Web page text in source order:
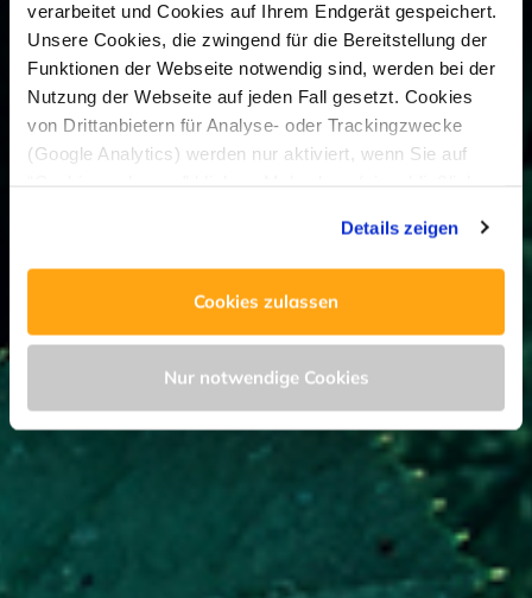
verarbeitet und Cookies auf Ihrem Endgerät gespeichert.
Unsere Cookies, die zwingend für die Bereitstellung der
Funktionen der Webseite notwendig sind, werden bei der
Nutzung der Webseite auf jeden Fall gesetzt. Cookies
von Drittanbietern für Analyse- oder Trackingzwecke
(Google Analytics) werden nur aktiviert, wenn Sie auf
Datenschutzerklärung—
Impressum.
Details zeigen
Cookies zulassen
Nur notwendige Cookies